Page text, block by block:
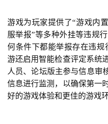
游戏为玩家提供了“游戏内
服举报”等多种外挂等违规
何条件下都能举报存在违规
游还启用智能检查评定系统
人员、论坛版主参与信息审
信息进行监测，以确保第一
好的游戏体验和更佳的游戏